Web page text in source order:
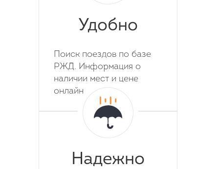
Удобно
Поиск поездов по базе
РЖД. Информация о
наличии мест и цене
онлайн
Надежно